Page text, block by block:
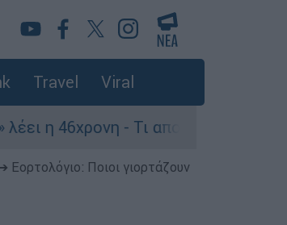
Travel Viral
- Τι αποκάλυψε στους
Εορτολόγιο: Ποιοι γιορτάζουν